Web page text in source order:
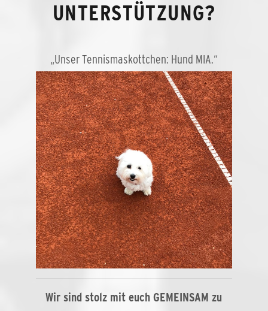
NTERSTÜTZUNG?
„Unser Tennismaskottchen: Hund MIA.“
Wir sind stolz mit euch GEMEINSAM zu